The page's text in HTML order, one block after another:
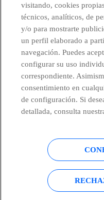
Telefónica en redes
Canal de Denuncias
Centro Global
Política de cookies
Accesibilidad
visitando, cookies
técnicos, analíticos, de
y/o para mostrarte
un perfil elaborado a
navegación. Puedes
configurar su uso
correspondiente.
consentimiento en
de configuración. Si
detallada, consulta